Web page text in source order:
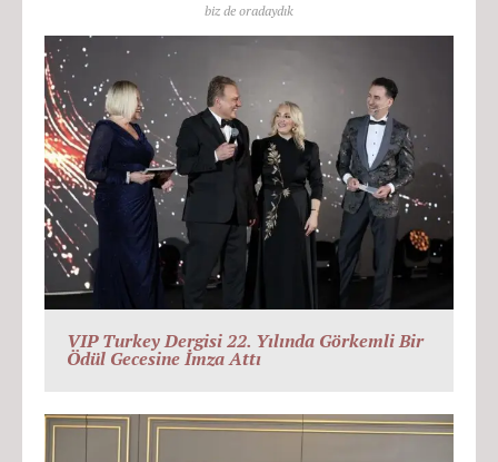
biz de oradaydık
VIP Turkey Dergisi 22. Yılında Görkemli Bir
Ödül Gecesine İmza Attı